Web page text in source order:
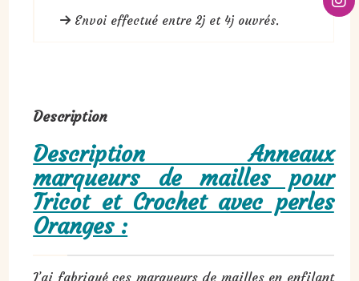
Envoi effectué entre 2j et 4j ouvrés.
Description
Description Anneaux
marqueurs de mailles pour
Tricot et Crochet avec perles
Oranges :
J’ai fabriqué ces marqueurs de mailles en enfilant